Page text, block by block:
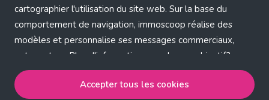
cartographier l'utilisation du site web. Sur la base du
comportement de navigation, immoscoop réalise des
modèles et personnalise ses messages commerciaux,
entre autres. Plus d'informations sur chaque objectif?
Cliquez sur 'Gestion des cookies par objectif'.
Notre politique de cookiesAccepter tous les cookies